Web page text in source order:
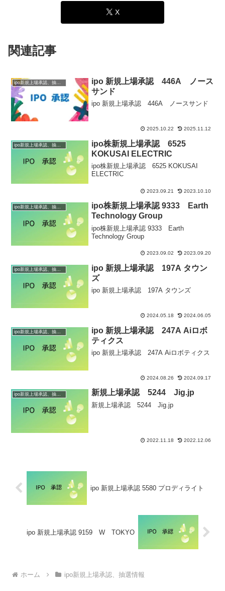
X
関連記事
ipo新規上場承認、抽選情報
ipo 新規上場承認 446A ノース
サンド
ipo 新規上場承認 446A ノースサンド
2025.10.22 2025.11.12
ipo株新規上場承認 6525
KOKUSAI ELECTRIC
ipo株新規上場承認 6525 KOKUSAI
ELECTRIC
2023.09.21 2023.10.10
ipo新規上場承認、抽選情報
ipo株新規上場承認 9333 Earth
Technology Group
ipo株新規上場承認 9333 Earth
Technology Group
2023.09.02 2023.09.20
ipo新規上場承認、抽選情報
ipo 新規上場承認 197A タウン
ズ
ipo 新規上場承認 197A タウンズ
2024.05.18 2024.06.05
ipo 新規上場承認 247A Aiロボ
ティクス
ipo 新規上場承認 247A Aiロボティクス
2024.08.26 2024.09.17
新規上場承認 5244 Jig.jp
新規上場承認 5244 Jig.jp
2022.11.18 2022.12.06
ipo 新規上場承認 5580 プロディライト
ipo 新規上場承認 9159 W TOKYO
ホーム ipo新規上場承認、抽選情報